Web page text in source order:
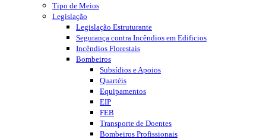
Tipo de Meios
Legislação
Legislação Estruturante
Segurança contra Incêndios em Edificios
Incêndios Florestais
Bombeiros
Subsídios e Apoios
Quartéis
Equipamentos
EIP
FEB
Transporte de Doentes
Bombeiros Profissionais